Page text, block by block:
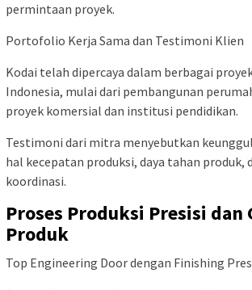
permintaan proyek.
Portofolio Kerja Sama dan Testimoni Klien
Kodai telah dipercaya dalam berbagai
Indonesia, mulai dari pembangunan
proyek komersial dan institusi pendidikan.
Testimoni dari mitra menyebutkan
hal kecepatan produksi, daya tahan produk,
koordinasi.
Proses Produksi Presisi dan
Produk
Top Engineering Door dengan Finishing